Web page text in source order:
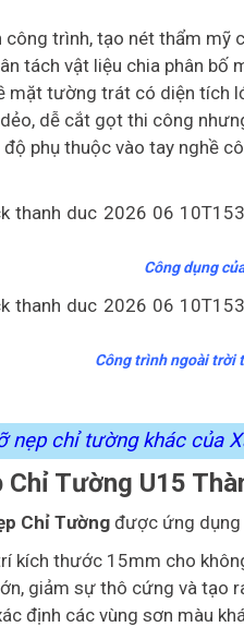
trình, tạo nét thẩm mỹ
tách vật liệu chia phân bố
mặt tường trát có diện tích
dễ cắt gọt thi công
phụ thuộc vào tay nghề
Công dụng
Công trình ngoài trời
nẹp chỉ tường khác của
Chỉ Tường U15
Chỉ Tường được ứng dụng
kích thước 15mm cho
giảm sự thô cứng và tạo
định các vùng sơn màu